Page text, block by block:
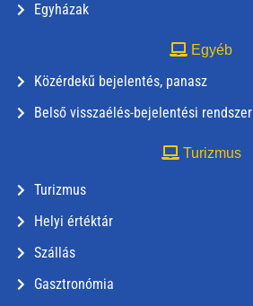
Egyházak
Egyéb
Közérdekű bejelentés, panasz
Belső visszaélés-bejelentési rendszer
Turizmus
Turizmus
Helyi értéktár
Szállás
Gasztronómia